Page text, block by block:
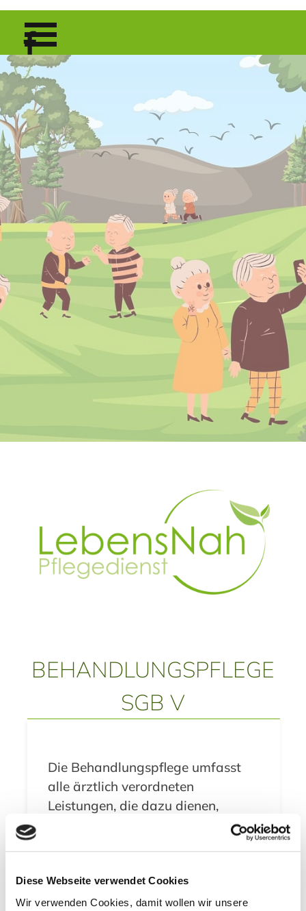
Diese Webseite verwendet Cookies
Wir verwenden Cookies, damit wollen wir unsere
BEHANDLUNGSPFLEGE
SGB V
Die Behandlungspflege umfasst
alle ärztlich verordneten
Leistungen, die dazu dienen,
Krankheiten zu heilen, zu lindern
Diese Leistungen werden